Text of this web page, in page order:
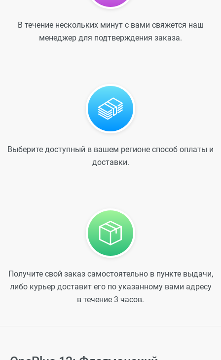
В течение нескольких минут с вами свяжется наш
менеджер для подтверждения заказа.
Выберите доступный в вашем регионе способ оплаты и
доставки.
Получите свой заказ самостоятельно в пункте выдачи,
либо курьер доставит его по указанному вами адресу
в течение 3 часов.